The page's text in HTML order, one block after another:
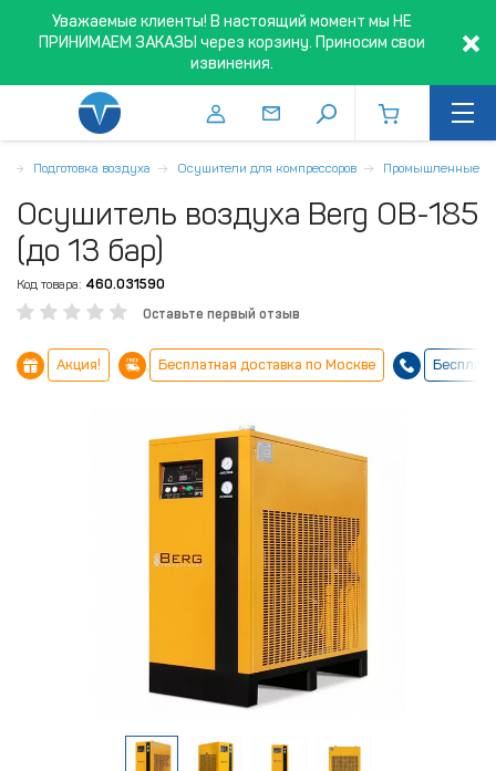
Уважаемые клиенты! В настоящий момент мы НЕ
ПРИНИМАЕМ ЗАКАЗЫ через корзину. Приносим свои
извинения.
Подготовка воздуха Осушители для компрессоров Промышленные
Осушитель воздуха Berg ОВ-185
(до 13 бар)
Код товара: 460.031590
Оставьте первый отзыв
Акция! Бесплатная доставка по Москве